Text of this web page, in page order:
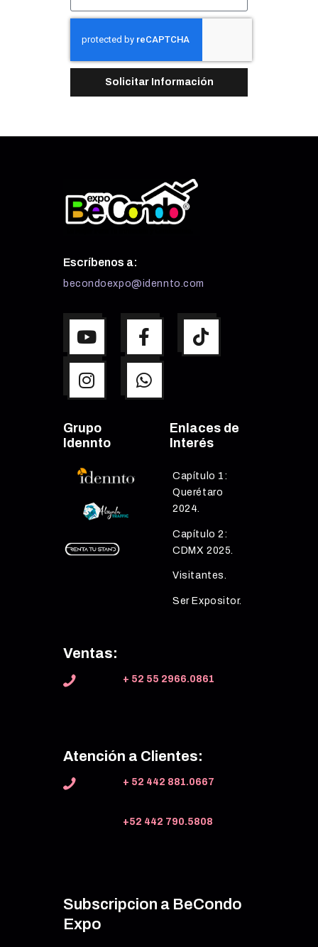
Solicitar Información
Escríbenos a:
becondoexpo@idennto.com
Grupo
Idennto
Enlaces de
Interés
Capítulo 1:
Querétaro
2024.
Capítulo 2:
CDMX 2025.
Visitantes.
Ser Expositor.
Ventas:
+ 52 55 2966.0861
Atención a Clientes:
+ 52 442 881.0667
+52 442 790.5808
Subscripcion a BeCondo
Expo